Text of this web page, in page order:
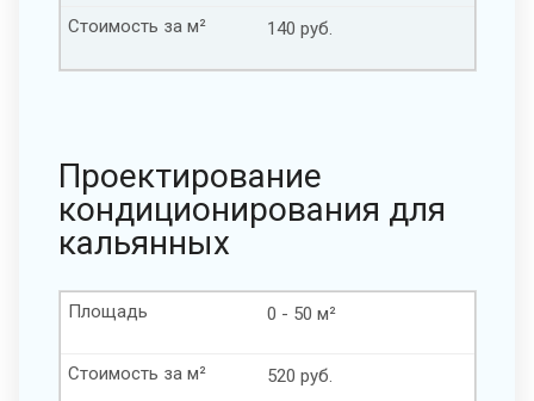
140 руб.
Стоимость за м²
Проектирование
кондиционирования для
кальянных
0 - 50 м²
Площадь
520 руб.
Стоимость за м²